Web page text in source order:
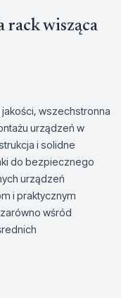
rack wisząca
jakości, wszechstronna
urządzeń w
i solidne
do bezpiecznego
urządzeń
i praktycznym
wśród